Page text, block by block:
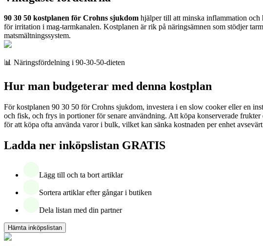
90 30 50 kostplanen för Crohns sjukdom hjälper till att minska inflammation och
för irritation i mag-tarmkanalen. Kostplanen är rik på näringsämnen som stödjer
matsmältningssystem.
📊 Näringsfördelning i 90-30-50-dieten
Hur man budgeterar med denna kostplan
För kostplanen 90 30 50 för Crohns sjukdom, investera i en slow cooker eller en
och fisk, och frys in portioner för senare användning. Att köpa konserverade
för att köpa ofta använda varor i bulk, vilket kan sänka kostnaden per enhet
Ladda ner inköpslistan GRATIS
Lägg till och ta bort artiklar
Sortera artiklar efter gångar i butiken
Dela listan med din partner
Hämta inköpslistan